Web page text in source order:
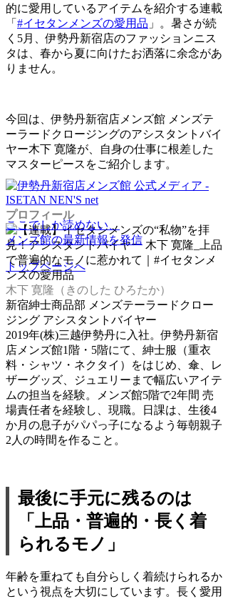
的に愛用しているアイテムを紹介する連載
「 #イセタンメンズの愛用品 」。暑さが続
く5月、伊勢丹新宿店のファッションニス
タは、春から夏に向けたお洒落に余念があ
りません。
今回は、伊勢丹新宿店メンズ館 メンズテ
ーラードクロージングのアシスタントバイ
ヤー木下 寛隆が、自身の仕事に根差した
マスターピースをご紹介します。
プロフィール
木下 寛隆（きのした ひろたか）
新宿紳士商品部 メンズテーラードクロー
ジング アシスタントバイヤー
2019年(株)三越伊勢丹に入社。伊勢丹新宿
店メンズ館1階・5階にて、紳士服（重衣
料・シャツ・ネクタイ）をはじめ、傘、レ
ザーグッズ、ジュエリーまで幅広いアイテ
ムの担当を経験。メンズ館5階で2年間 売
場責任者を経験し、現職。日課は、生後4
か月の息子がパパっ子になるよう毎朝親子
2人の時間を作ること。
最後に手元に残るのは
「上品・普遍的・長く着
られるモノ」
年齢を重ねても自分らしく着続けられるか
という視点を大切にしています。長く愛用
ここでしか読めない、
メンズ館の最新情報を発信
トップページへ